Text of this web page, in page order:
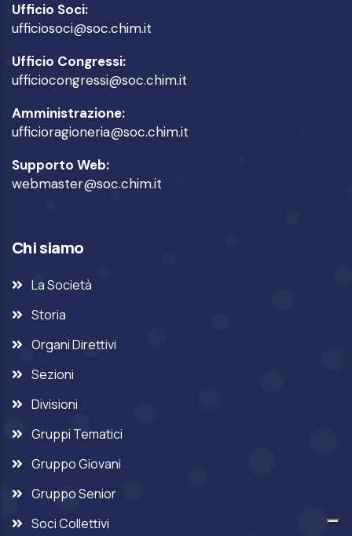
Ufficio Soci:
ufficiosoci@soc.chim.it
Ufficio Congressi:
ufficiocongressi@soc.chim.it
Amministrazione:
ufficioragioneria@soc.chim.it
Supporto Web:
webmaster@soc.chim.it
Chi siamo
La Società
Storia
Organi Direttivi
Sezioni
Divisioni
Gruppi Tematici
Gruppo Giovani
Gruppo Senior
Soci Collettivi